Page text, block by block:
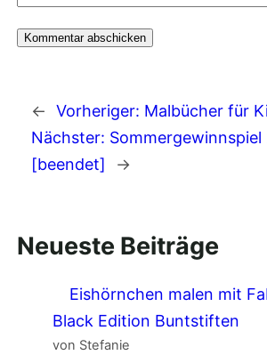
← Vorheriger: Malbücher für
Nächster: Sommergewinnspiel
[beendet]
→
Neueste Beiträge
Eishörnchen malen mit
Black Edition Buntstiften
von Stefanie